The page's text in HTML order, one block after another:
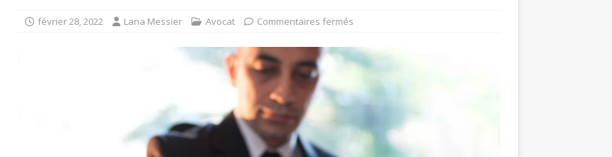
février 28, 2022 Lana Messier Avocat Commentaires fermés